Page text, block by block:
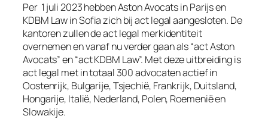
Per 1 juli 2023 hebben Aston Avocats in Parijs en
KDBM Law in Sofia zich bij act legal aangesloten. De
kantoren zullen de act legal merkidentiteit
overnemen en vanaf nu verder gaan als “act Aston
Avocats” en “act KDBM Law”. Met deze uitbreiding is
act legal met in totaal 300 advocaten actief in
Oostenrijk, Bulgarije, Tsjechië, Frankrijk, Duitsland,
Hongarije, Italië, Nederland, Polen, Roemenië en
Slowakije.